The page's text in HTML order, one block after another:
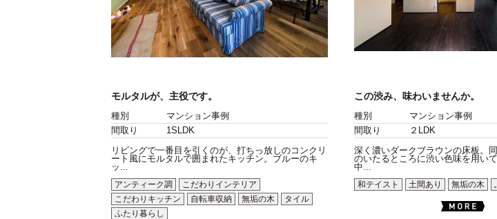
モルタルが、主役です。
種別
マンション事例
間取り
1SLDK
リビングで一番目を引くのが、打ちっ放しのコンクリ
ート風にモルタルで囲まれたキッチン。ブルーのキ
ッ...
アンティーク調
こだわりインテリア
こだわりキッチン
自転車収納 無垢の木
タイル
ふたり暮らし
この渋み、味わいませんか。
種別
マンション事例
間取り
２LDK
深く濃いダークブラウンの床板。
のいたるところに渋い色味を用い
中...
和テイスト
土間あり 無垢の木